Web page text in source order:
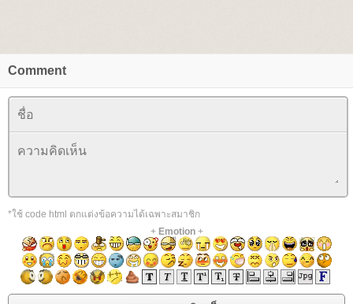
Comment
*ใช้ code html ตกแต่งข้อความได้เฉพาะสมาชิก
+ Emotion+